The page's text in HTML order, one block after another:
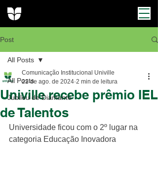
Post
All Posts
Jubileu de Diamante
All Posts
Univille recebe prêmio IEL
de Talentos
Comunicação Institucional Univille
22 de ago. de 2024 2 min de leitura
Universidade ficou com o 2º lugar na
categoria Educação Inovadora